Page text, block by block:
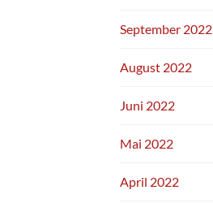
September 2022
August 2022
Juni 2022
Mai 2022
April 2022